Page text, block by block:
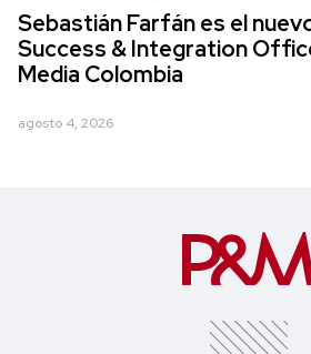
Sebastián Farfán es el
Success & Integration
Media Colombia
agosto 4, 2026